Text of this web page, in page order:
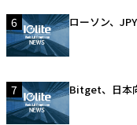
6 ローソン、
7 Bitget、日本